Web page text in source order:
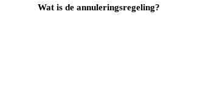
Wat is de annuleringsregeling?